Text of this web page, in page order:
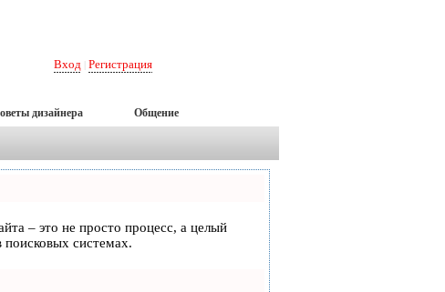
Вход Регистрация
дизайнера Общение
– это не просто процесс, а целый
системах.